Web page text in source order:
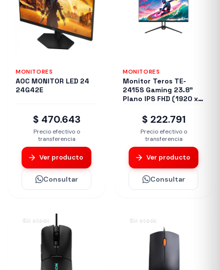
MONITORES
AOC MONITOR LED 24
24G42E
$ 470.643
Precio efectivo o
transferencia
Ver producto
Consultar
MONITORES
Monitor Teros TE-
2415S Gaming 23.8”
Plano IPS FHD (1920 x
$ 222.791
Precio efectivo o
transferencia
Ver producto
Consultar
Sin stock Sin stock